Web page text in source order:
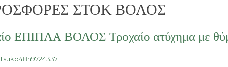
ΣΤΟΚ ΒΟΛΟΣ
ΕΠΙΠΛΑ ΒΟΛΟΣ Τροχαίο ατύχημα με